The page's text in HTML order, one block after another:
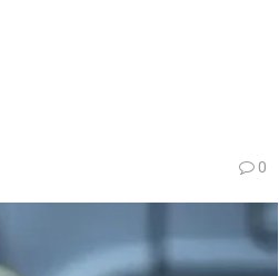
0